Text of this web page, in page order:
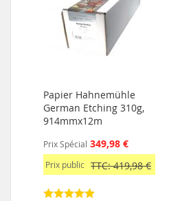
Papier Hahnemühle
German Etching 310g,
914mmx12m
Prix Spécial 349,98 €
Prix public TTC: 419,98 €